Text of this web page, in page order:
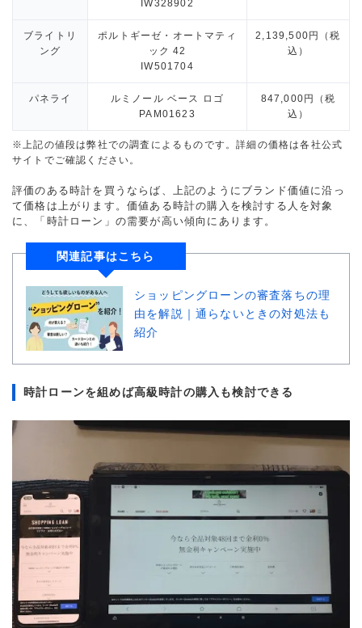
IW328902
ブライトリ
ング
ポルトギーゼ・オートマティ
ック 42
IW501704
2,139,500円（税
込）
パネライ
ルミノール ベース ロゴ
PAM01623
847,000円（税
込）
※上記の値段は弊社での調査によるものです。詳細の価格は各社公式
サイトでご確認ください。
評価のある時計を買うならば、上記のようにブランド価値に沿っ
て価格は上がります。価値ある時計の購入を検討する人を対象
に、「時計ローン」の需要が高い傾向にあります。
関連記事はこちら
ショッピングローンの審査落ちの理
由を解説｜通らないときの対処法も
紹介
時計ローンを組めば高級時計の購入も検討できる